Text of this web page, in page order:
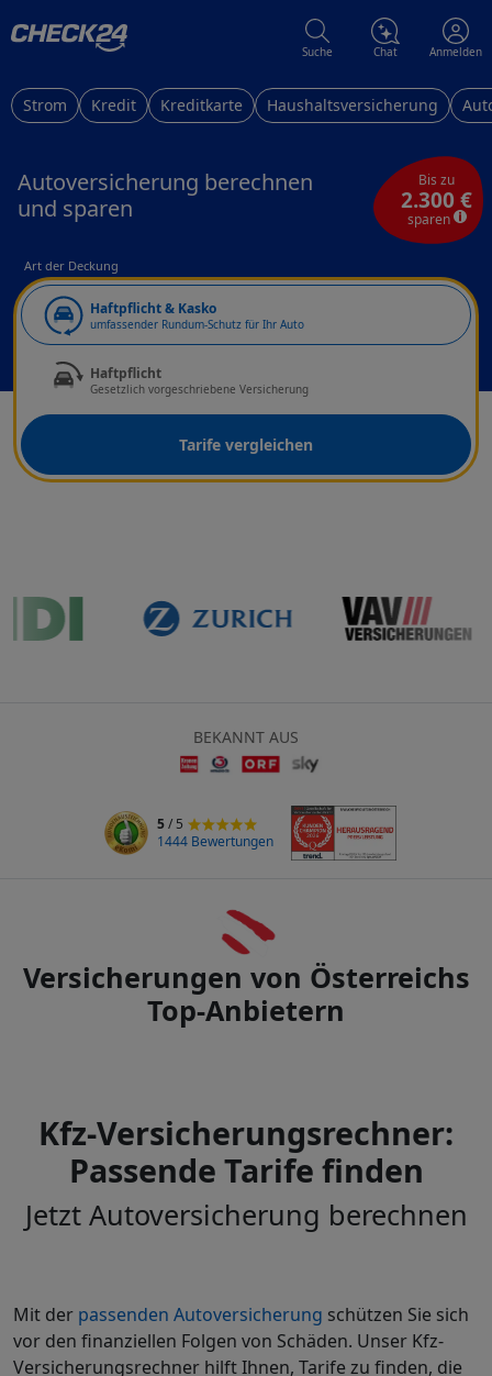
Suche Chat Anmelden
Strom Kredit Kreditkarte Haushaltsversicherung
Autoversicherung berechnen
und sparen
Bis zu
2.300 €
sparen
Art der Deckung
Haftpflicht & Kasko
umfassender Rundum-Schutz für Ihr Auto
Haftpflicht
Gesetzlich vorgeschriebene Versicherung
Tarife vergleichen
BEKANNT AUS
5/ 5
1444 Bewertungen
Versicherungen von Österreichs
Top-Anbietern
Kfz-Versicherungsrechner:
Passende Tarife finden
Jetzt Autoversicherung berechnen
Mit der passenden Autoversicherung schützen Sie sich
vor den finanziellen Folgen von Schäden. Unser Kfz-
Versicherungsrechner hilft Ihnen, Tarife zu finden, die